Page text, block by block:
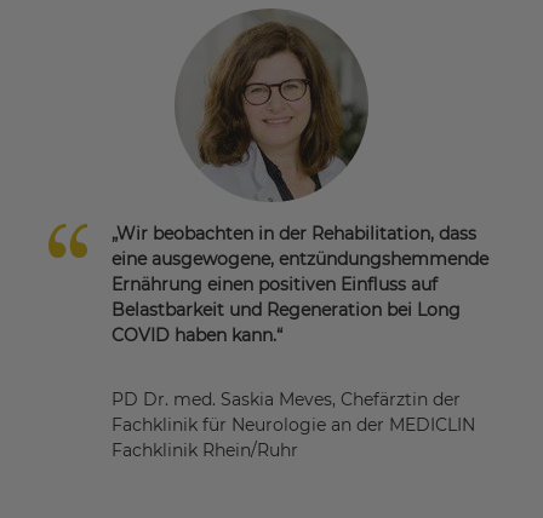
„Wir beobachten in der Rehabilitation, dass
eine ausgewogene, entzündungshemmende
Ernährung einen positiven Einfluss auf
Belastbarkeit und Regeneration bei Long
COVID haben kann.“
PD Dr. med. Saskia Meves, Chefärztin der
Fachklinik für Neurologie an der MEDICLIN
Fachklinik Rhein/Ruhr